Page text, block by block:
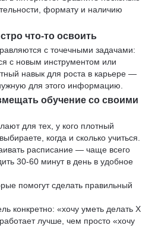
формату и наличию
что-то освоить
с точечными задачами:
с новым инструментом или
навык для роста в карьере —
для этого информацию.
обучение со своими
для тех, у кого плотный
когда и сколько учиться.
расписание — чаще всего
30-60 минут в день в удобное
помогут сделать правильный
конкретно: «хочу уметь делать X
лучше, чем просто «хочу